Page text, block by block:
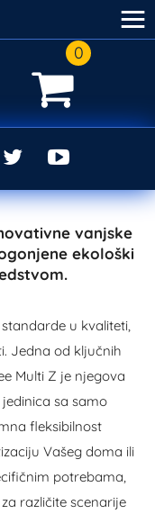
0
vanjske
ekološki
u kvaliteti,
Jedna od ključnih
Multi Z je njegova
sa samo
fleksibilnost
Vašeg doma ili
potrebama,
različite scenarije
≡